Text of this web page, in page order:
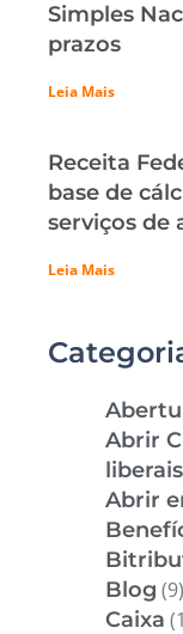
Simples
prazos
Leia Mais
Receita
base de
serviços de
Leia Mais
Abrir
liberais
Abrir
Blog (9)
Caixa